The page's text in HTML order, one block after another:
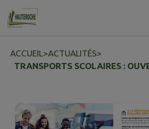
Contenu
ACCUEIL>ACTUALITÉS>
TRANSPORTS SCOLAIRES :